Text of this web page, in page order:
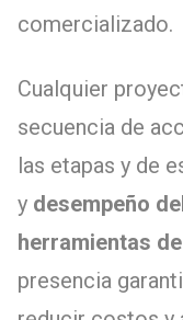
comercializado.
Cualquier
secuencia de
las etapas y de
y desempeño
herramientas
presencia